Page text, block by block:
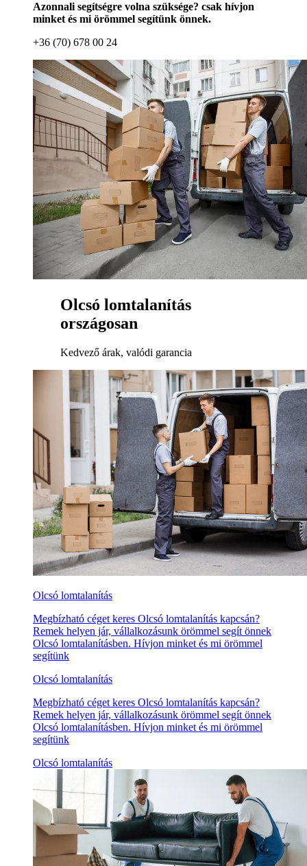
Azonnali segítségre volna szüksége? csak hívjon
minket és mi örömmel segítünk önnek.
+36 (70) 678 00 24
Olcsó lomtalanítás
országosan
Kedvező árak, valódi garancia
Olcsó lomtalanítás
Megbízható céget keres Olcsó lomtalanítás kapcsán?
Remek helyen jár, vállalkozásunk örömmel segít önnek
Olcsó lomtalanításben. Hívjon minket és mi örömmel
segítünk
Olcsó lomtalanítás
Megbízható céget keres Olcsó lomtalanítás kapcsán?
Remek helyen jár, vállalkozásunk örömmel segít önnek
Olcsó lomtalanításben. Hívjon minket és mi örömmel
segítünk
Olcsó lomtalanítás